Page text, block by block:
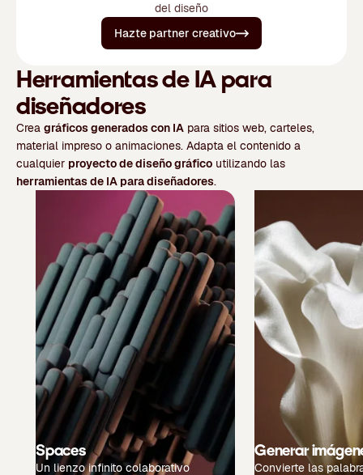
del diseño
Hazte partner creativo
Herramientas de IA para
diseñadores
Crea gráficos generados con IA para sitios web, carteles,
material impreso o animaciones. Adapta el contenido a
cualquier proyecto de diseño gráfico utilizando las
herramientas de IA para diseñadores.
Spaces
Un lienzo infinito colaborativo
Generar
Convierte las